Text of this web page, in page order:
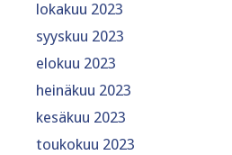
lokakuu 2023
syyskuu 2023
elokuu 2023
heinäkuu 2023
kesäkuu 2023
toukokuu 2023